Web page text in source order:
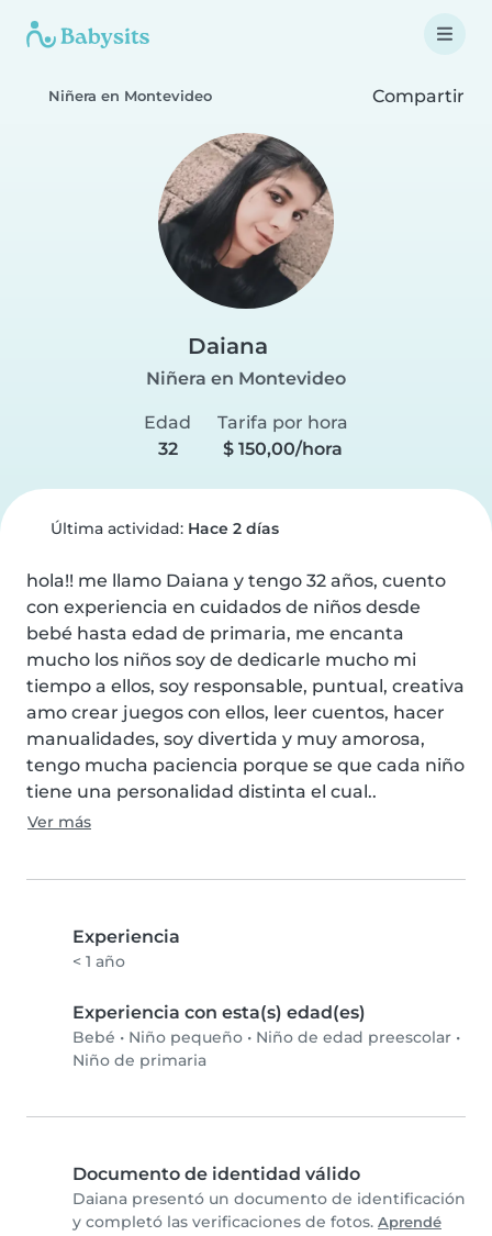
Niñera en Montevideo Compartir
Daiana
Niñera en Montevideo
Edad
32
Tarifa por hora
$ 150,00/hora
Última actividad: Hace 2 días
hola!! me llamo Daiana y tengo 32 años, cuento
con experiencia en cuidados de niños desde
bebé hasta edad de primaria, me encanta
mucho los niños soy de dedicarle mucho mi
tiempo a ellos, soy responsable, puntual, creativa
amo crear juegos con ellos, leer cuentos, hacer
manualidades, soy divertida y muy amorosa,
tengo mucha paciencia porque se que cada niño
tiene una personalidad distinta el cual..
Ver más
Experiencia
< 1 año
Experiencia con esta(s) edad(es)
Bebé • Niño pequeño • Niño de edad preescolar •
Niño de primaria
Documento de identidad válido
Daiana presentó un documento de identificación
y completó las verificaciones de fotos. Aprendé